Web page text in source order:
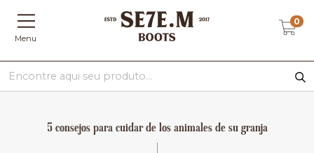
Menu
0
5 consejos para cuidar de los animales de su granja